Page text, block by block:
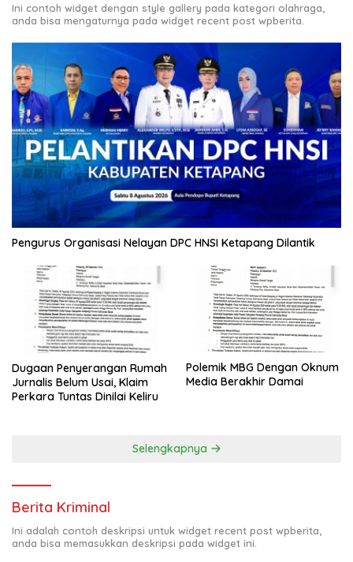
Ini contoh widget dengan style gallery pada kategori olahraga,
anda bisa mengaturnya pada widget recent post wpberita.
Pengurus Organisasi Nelayan DPC HNSI Ketapang Dilantik
Dugaan Penyerangan Rumah
Jurnalis Belum Usai, Klaim
Perkara Tuntas Dinilai Keliru
Polemik MBG Dengan Oknum
Media Berakhir Damai
Selengkapnya
Berita Kriminal
Ini adalah contoh deskripsi untuk widget recent post wpberita,
anda bisa memasukkan deskripsi pada widget ini.